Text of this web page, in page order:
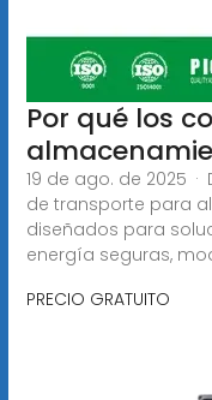
Por qué los
19 de ago. de 2025
de transporte para
diseñados para
energía seguras,
PRECIO GRATUITO